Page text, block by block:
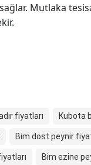
Mutlaka
fiyatları Kubota
Bim dost peynir
Bim ezine